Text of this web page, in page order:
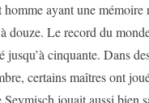
ayant une mémoire
douze. Le record du
cinquante. Dans
certains maîtres ont
jouait aussi bien